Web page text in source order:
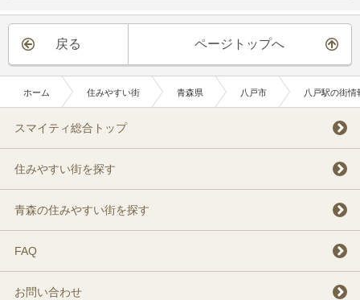
戻る ページトップへ
ホーム 住みやすい街 青森県 八戸市 八戸駅の街情
スマイティ総合トップ
住みやすい街を探す
青森の住みやすい街を探す
FAQ
お問い合わせ